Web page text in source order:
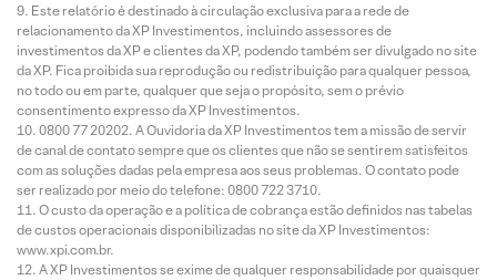
Este relatório é destinado à circulação exclusiva para a rede de
relacionamento da XP Investimentos, incluindo assessores de
investimentos da XP e clientes da XP, podendo também ser divulgado no site
da XP. Fica proibida sua reprodução ou redistribuição para qualquer pessoa,
no todo ou em parte, qualquer que seja o propósito, sem o prévio
consentimento expresso da XP Investimentos.
0800 77 20202. A Ouvidoria da XP Investimentos tem a missão de servir
de canal de contato sempre que os clientes que não se sentirem satisfeitos
com as soluções dadas pela empresa aos seus problemas. O contato pode
ser realizado por meio do telefone: 0800 722 3710.
O custo da operação e a política de cobrança estão definidos nas tabelas
de custos operacionais disponibilizadas no site da XP Investimentos:
www.xpi.com.br.
A XP Investimentos se exime de qualquer responsabilidade por quaisquer